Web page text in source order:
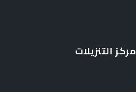
مركز التنزيلات